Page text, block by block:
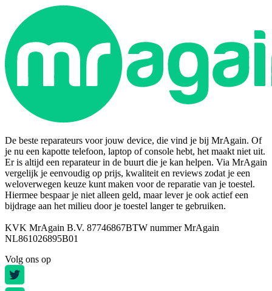
De beste reparateurs voor jouw device, die vind je bij MrAgain. Of
je nu een kapotte telefoon, laptop of console hebt, het maakt niet uit.
Er is altijd een reparateur in de buurt die je kan helpen. Via MrAgain
vergelijk je eenvoudig op prijs, kwaliteit en reviews zodat je een
weloverwegen keuze kunt maken voor de reparatie van je toestel.
Hiermee bespaar je niet alleen geld, maar lever je ook actief een
bijdrage aan het milieu door je toestel langer te gebruiken.
KVK MrAgain B.V. 87746867BTW nummer MrAgain
NL861026895B01
Volg ons op